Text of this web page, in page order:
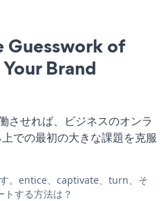
Guesswork of
Brand
せれば、ビジネスのオンラ
での最初の大きな課題を克服
。entice、captivate、turn、そ
トする方法は？